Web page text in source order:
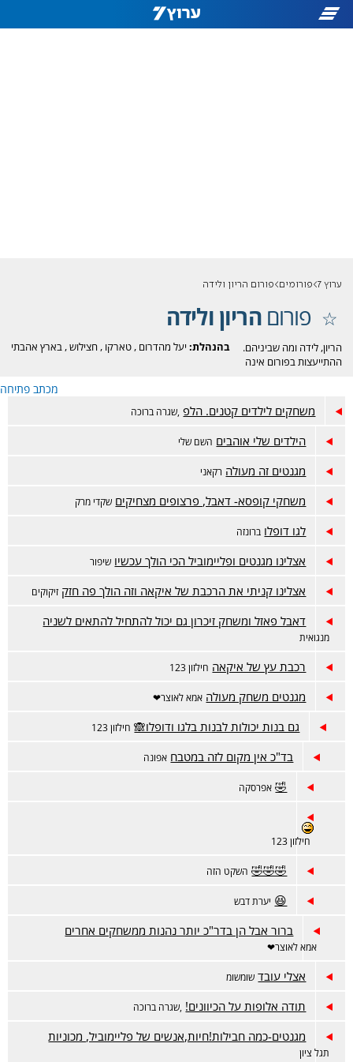
ערוץ 7 פורומים פורום הריון ולידה
פורוםהריון ולידה
בהנהלת: יעל מהדרום ,טארקו ,חצילוש,בארץ אהבתי
הריון, לידה ומה שביניהם.
ההתייעצות בפורום אינה
הפורום דתי, נא לכבד את
רגשות הגולשות בסגנון
לפורום אמהות הפתוח-
מכתב פתיחה
משחקים לילדים קטנים. הלפ ,שגרה ברוכה
הילדים שלי אוהבים השם שלי
מגנטים זה מעולה רקאני
משחקי קופסא- דאבל, פרצופים מצחיקים שקדי מרק
לגו דופלו ברונזה
אצלינו מגנטים ופליימוביל הכי הולך עכשיו שיפור
אצלינו קניתי את הרכבת של איקאה וזה הולך פה חזק זיקוקים
דאבל פאזל ומשחק זיכרון גם יכול להתחיל להתאים לשניה
מנגואית
רכבת עץ של איקאה חילזון 123
מגנטים משחק מעולה אמא לאוצר❤
גם בנות יכולות לבנות בלגו ודופלו🙈 חילזון 123
בד"כ אין מקום לזה במטבח אפונה
🤣 אפרסקה
חילזון 123
🤣🤣🤣 השקט הזה
😆 יערת דבש
ברור אבל הן בדר"כ יותר נהנות ממשחקים אחרים
אמא לאוצר❤
אצלי עובד שומשומ
תודה אלופות על הכיוונים! ,שגרה ברוכה
מגנטים-כמה חבילות!חיות,אנשים של פליימוביל, מכוניות
תגל ציון